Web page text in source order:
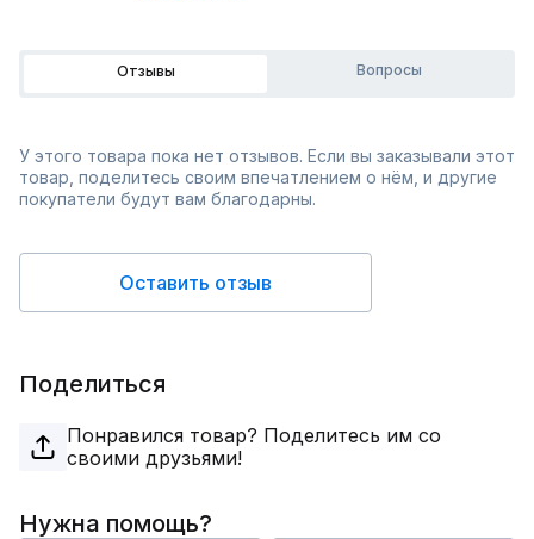
Отзывы Вопросы
У этого товара пока нет отзывов. Если вы заказывали этот
товар, поделитесь своим впечатлением о нём, и другие
покупатели будут вам благодарны.
Оставить отзыв
Поделиться
Понравился товар? Поделитесь им со
своими друзьями!
Нужна помощь?